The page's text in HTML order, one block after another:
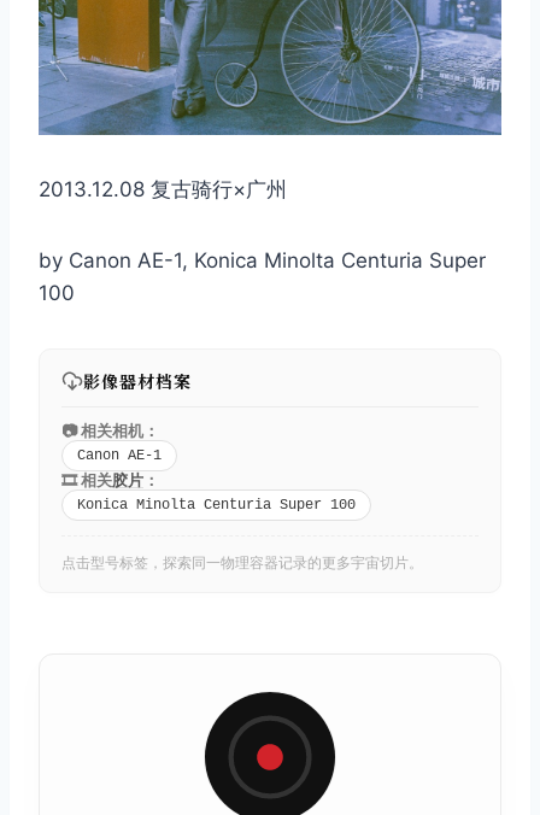
2013.12.08 复古骑行×广州
by Canon AE-1, Konica Minolta Centuria Super
100
影像器材档案
📷 相关相机：
Canon AE-1
🎞️ 相关胶片 ：
Konica Minolta Centuria Super 100
点击型号标签，探索同一物理容器记录的更多宇宙切片。